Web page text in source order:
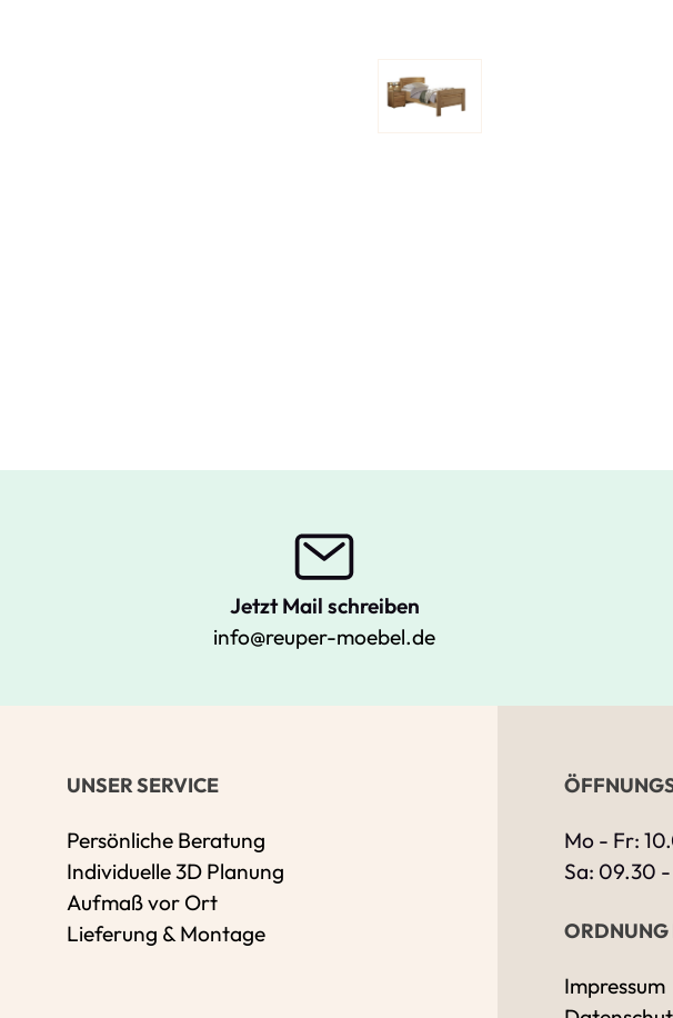
Jetzt Mail schreiben
info@reuper-moebel.de
UNSER SERVICE
Persönliche Beratung
Individuelle 3D Planung
Aufmaß vor Ort
Lieferung & Montage
Mo - Fr:
Sa: 09.30
ORDNUNG
Impressum